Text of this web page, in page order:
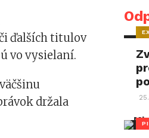
ďalších titulov
vo vysielaní.
držala